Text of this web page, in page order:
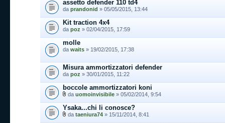
assetto defender 110 td4
da prandonid » 05/05/2015, 13:44
Kit traction 4x4
da poz » 02/04/2015, 17:59
molle
da waits » 19/02/2015, 17:38
Misura ammortizzatori defender
da poz » 30/01/2015, 11:22
boccole ammortizzatori koni
da uomoinvisibile » 05/02/2014, 9:54
Ysaka...chi li conosce?
da taeniura74 » 15/11/2014, 8:41